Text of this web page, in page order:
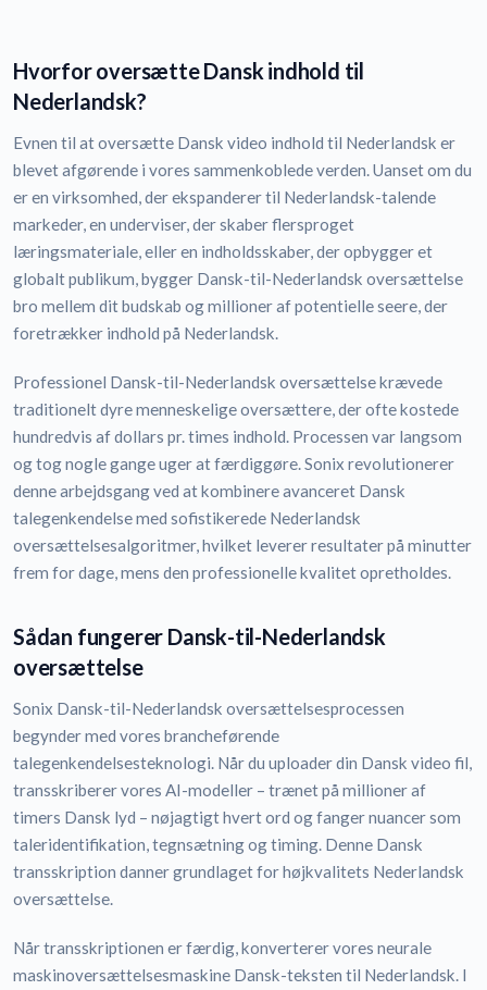
Hvorfor oversætte Dansk indhold til
Nederlandsk?
Evnen til at oversætte Dansk video indhold til Nederlandsk er
blevet afgørende i vores sammenkoblede verden. Uanset om du
er en virksomhed, der ekspanderer til Nederlandsk-talende
markeder, en underviser, der skaber flersproget
læringsmateriale, eller en indholdsskaber, der opbygger et
globalt publikum, bygger Dansk-til-Nederlandsk oversættelse
bro mellem dit budskab og millioner af potentielle seere, der
foretrækker indhold på Nederlandsk.
Professionel Dansk-til-Nederlandsk oversættelse krævede
traditionelt dyre menneskelige oversættere, der ofte kostede
hundredvis af dollars pr. times indhold. Processen var langsom
og tog nogle gange uger at færdiggøre. Sonix revolutionerer
denne arbejdsgang ved at kombinere avanceret Dansk
talegenkendelse med sofistikerede Nederlandsk
oversættelsesalgoritmer, hvilket leverer resultater på minutter
frem for dage, mens den professionelle kvalitet opretholdes.
Sådan fungerer Dansk-til-Nederlandsk
oversættelse
Sonix Dansk-til-Nederlandsk oversættelsesprocessen
begynder med vores brancheførende
talegenkendelsesteknologi. Når du uploader din Dansk video fil,
transskriberer vores AI-modeller – trænet på millioner af
timers Dansk lyd – nøjagtigt hvert ord og fanger nuancer som
taleridentifikation, tegnsætning og timing. Denne Dansk
transskription danner grundlaget for højkvalitets Nederlandsk
oversættelse.
Når transskriptionen er færdig, konverterer vores neurale
maskinoversættelsesmaskine Dansk-teksten til Nederlandsk. I